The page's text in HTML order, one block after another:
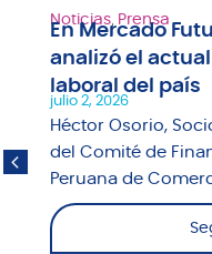
Noticias, Prensa
En Mercado
analizó el
laboral del país
julio 2, 2026
Héctor Osorio,
del Comité de
Peruana de